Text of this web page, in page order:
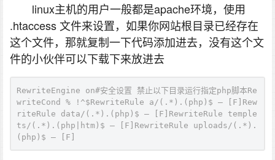
linux主机的用户一般都是apache环境，使用
.htaccess 文件来设置，如果你网站根目录已经存在
这个文件，那就复制一下代码添加进去，没有这个文
件的小伙伴可以下载下来放进去
RewriteEngine on#安全设置 禁止以下目录运行指定php脚本Re
writeCond % !^$RewriteRule a/(.*).(php)$ – [F]Rew
riteRule data/(.*).(php)$ – [F]RewriteRule temple
ts/(.*).(php|htm)$ – [F]RewriteRule uploads/(.*).
(php)$ – [F]